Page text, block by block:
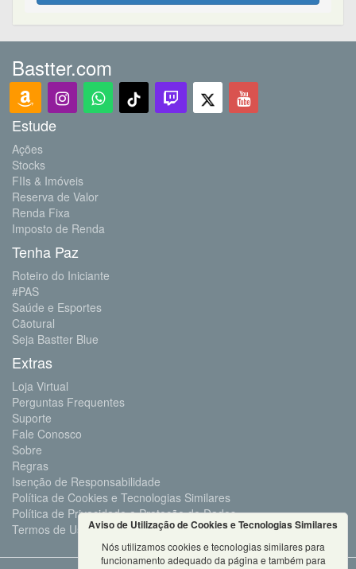
Bastter.com
Estude
Ações
Stocks
FIIs & Imóveis
Reserva de Valor
Renda Fixa
Imposto de Renda
Tenha Paz
Roteiro do Iniciante
#PAS
Saúde e Esportes
Cãotural
Seja Bastter Blue
Extras
Loja Virtual
Perguntas Frequentes
Suporte
Fale Conosco
Sobre
Regras
Isenção de Responsabilidade
Política de Cookies e Tecnologias Similares
Política de Privacidade e Proteção de Dados
Termos de UsoAviso de Utilização de Cookies e Tecnologias Similares
Nós utilizamos cookies e tecnologias similares para
funcionamento adequado da página e também para